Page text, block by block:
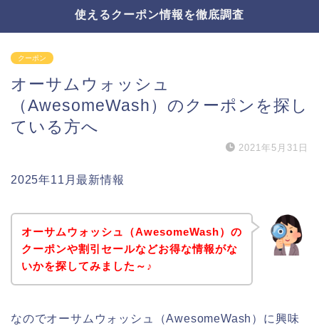
使えるクーポン情報を徹底調査
クーポン
オーサムウォッシュ
（AwesomeWash）のクーポンを探し
ている方へ
2021年5月31日
2025年11月最新情報
オーサムウォッシュ（AwesomeWash）の
クーポンや割引セールなどお得な情報がな
いかを探してみました～♪
なのでオーサムウォッシュ（AwesomeWash）に興味